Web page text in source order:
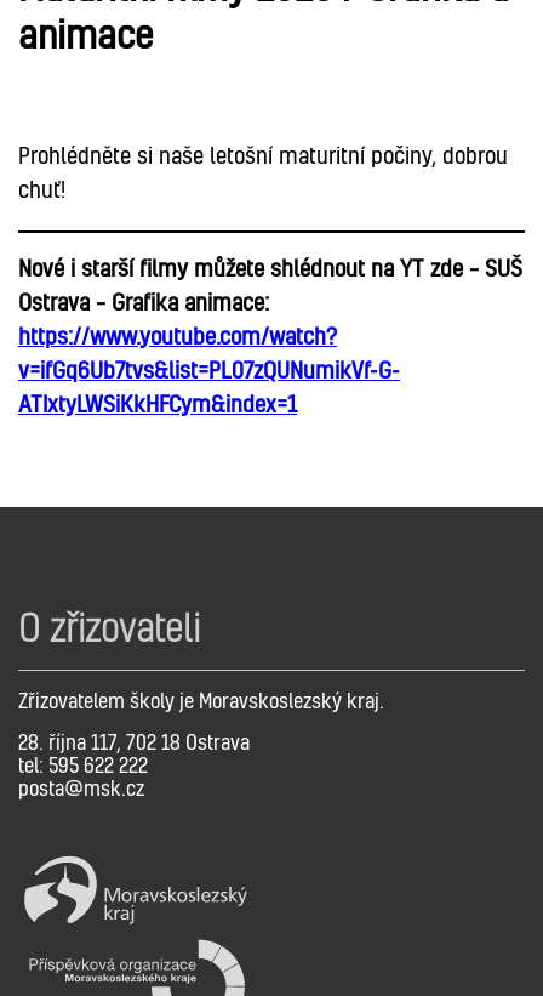
animace
Prohlédněte si naše letošní maturitní počiny, dobrou
chuť!
Nové i starší filmy můžete shlédnout na YT zde – SUŠ
Ostrava – Grafika animace:
https://www.youtube.com/watch?
v=ifGq6Ub7tvs&list=PL07zQUNumikVf-G-
ATIxtyLWSiKkHFCym&index=1
O zřizovateli
Zřizovatelem školy je Moravskoslezský kraj.
28. října 117, 702 18 Ostrava
tel: 595 622 222
posta@msk.cz